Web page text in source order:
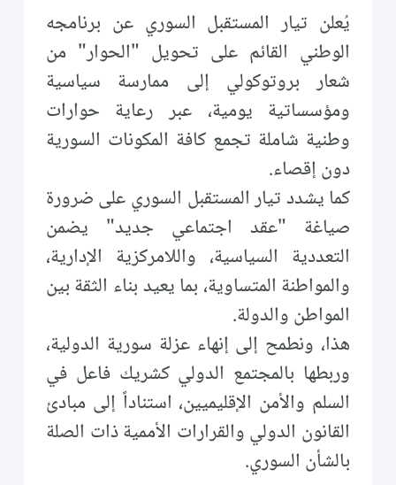
يُعلن تيار المستقبل السوري عن برنامجه
الوطني القائم على تحويل "الحوار" من
شعار بروتوكولي إلى ممارسة سياسية
ومؤسساتية يومية، عبر رعاية حوارات
وطنية شاملة تجمع كافة المكونات السورية
دون إقصاء.
كما يشدد تيار المستقبل السوري على ضرورة
صياغة "عقد اجتماعي جديد" يضمن
التعددية السياسية، واللامركزية الإدارية،
والمواطنة المتساوية، بما يعيد بناء الثقة بين
المواطن والدولة.
هذا، ونطمح إلى إنهاء عزلة سورية الدولية،
وربطها بالمجتمع الدولي كشريك فاعل في
السلم والأمن الإقليميين، استناداً إلى مبادئ
القانون الدولي والقرارات الأممية ذات الصلة
بالشأن السوري.